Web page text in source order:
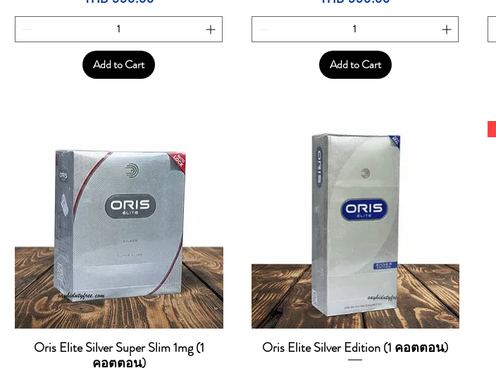
Add to Cart Add to Cart
Quick View
Oris Elite Silver Super Slim 1mg (1
คอตตอน)
Quick View
Oris Elite Silver Edition (1 คอตตอน)